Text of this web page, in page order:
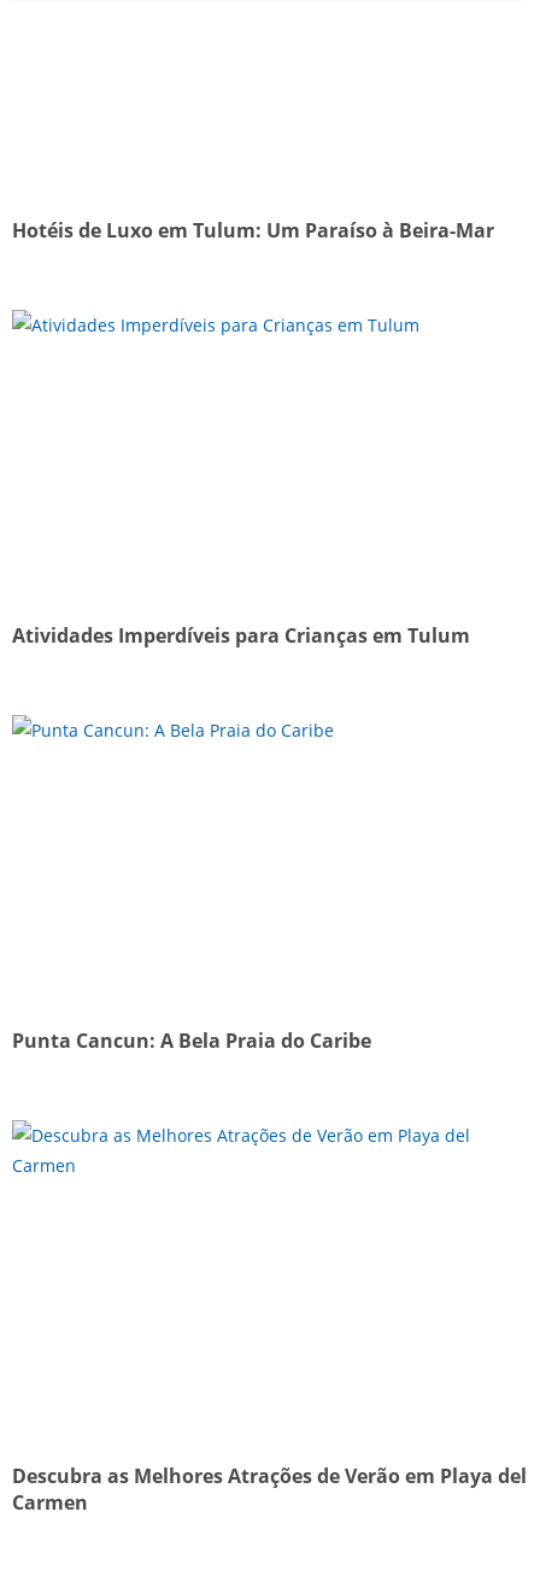
Hotéis de Luxo em Tulum: Um Paraíso à Beira-Mar
Atividades Imperdíveis para Crianças em Tulum
Punta Cancun: A Bela Praia do Caribe
Descubra as Melhores Atrações de Verão em Playa del
Carmen